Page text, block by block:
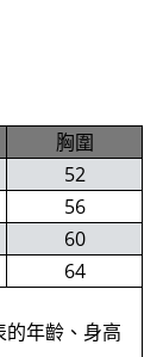
胸圍
52
56
60
64
年齡、身高